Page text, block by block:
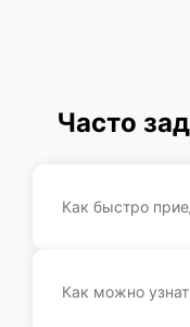
Часто
Как быстро
Как можно